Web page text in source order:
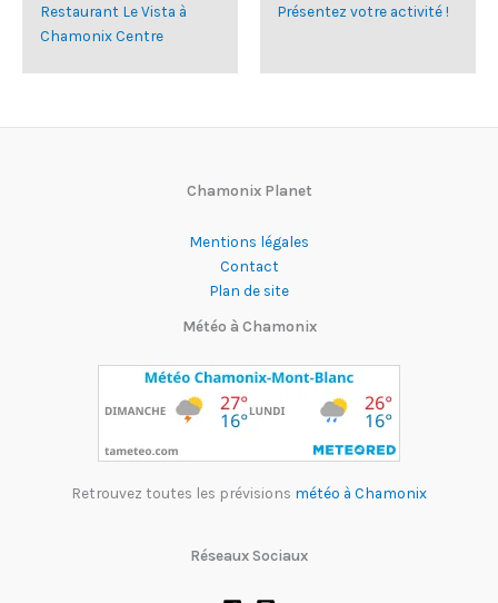
Restaurant Le Vista à
Chamonix Centre
Présentez votre activité !
Chamonix Planet
Mentions légales
Contact
Plan de site
Météo à Chamonix
Retrouvez toutes les prévisions météo à Chamonix
Réseaux Sociaux